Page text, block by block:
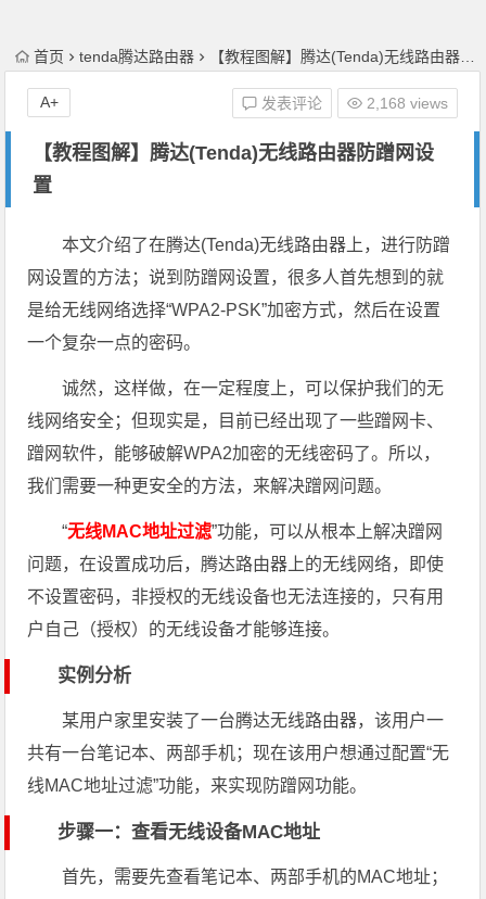
首页 tenda腾达路由器 【教程图解】腾达(Tenda)无线路由器防蹭网设置
【教程图解】腾达(Tenda)无线路由器防蹭网设
置
发表评论 2,168 views
A+
本文介绍了在腾达(Tenda)无线路由器上，进行防蹭
网设置的方法；说到防蹭网设置，很多人首先想到的就
是给无线网络选择“WPA2-PSK”加密方式，然后在设置
一个复杂一点的密码。
诚然，这样做，在一定程度上，可以保护我们的无
线网络安全；但现实是，目前已经出现了一些蹭网卡、
蹭网软件，能够破解WPA2加密的无线密码了。所以，
我们需要一种更安全的方法，来解决蹭网问题。
“无线MAC地址过滤”功能，可以从根本上解决蹭网
问题，在设置成功后，腾达路由器上的无线网络，即使
不设置密码，非授权的无线设备也无法连接的，只有用
户自己（授权）的无线设备才能够连接。
实例分析
某用户家里安装了一台腾达无线路由器，该用户一
共有一台笔记本、两部手机；现在该用户想通过配置“无
线MAC地址过滤”功能，来实现防蹭网功能。
步骤一：查看无线设备MAC地址
首先，需要先查看笔记本、两部手机的MAC地址；